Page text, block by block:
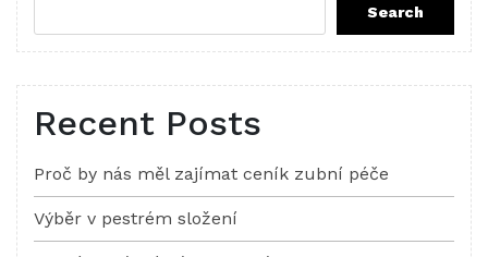
Search
Recent Posts
Proč by nás měl zajímat ceník zubní péče
Výběr v pestrém složení